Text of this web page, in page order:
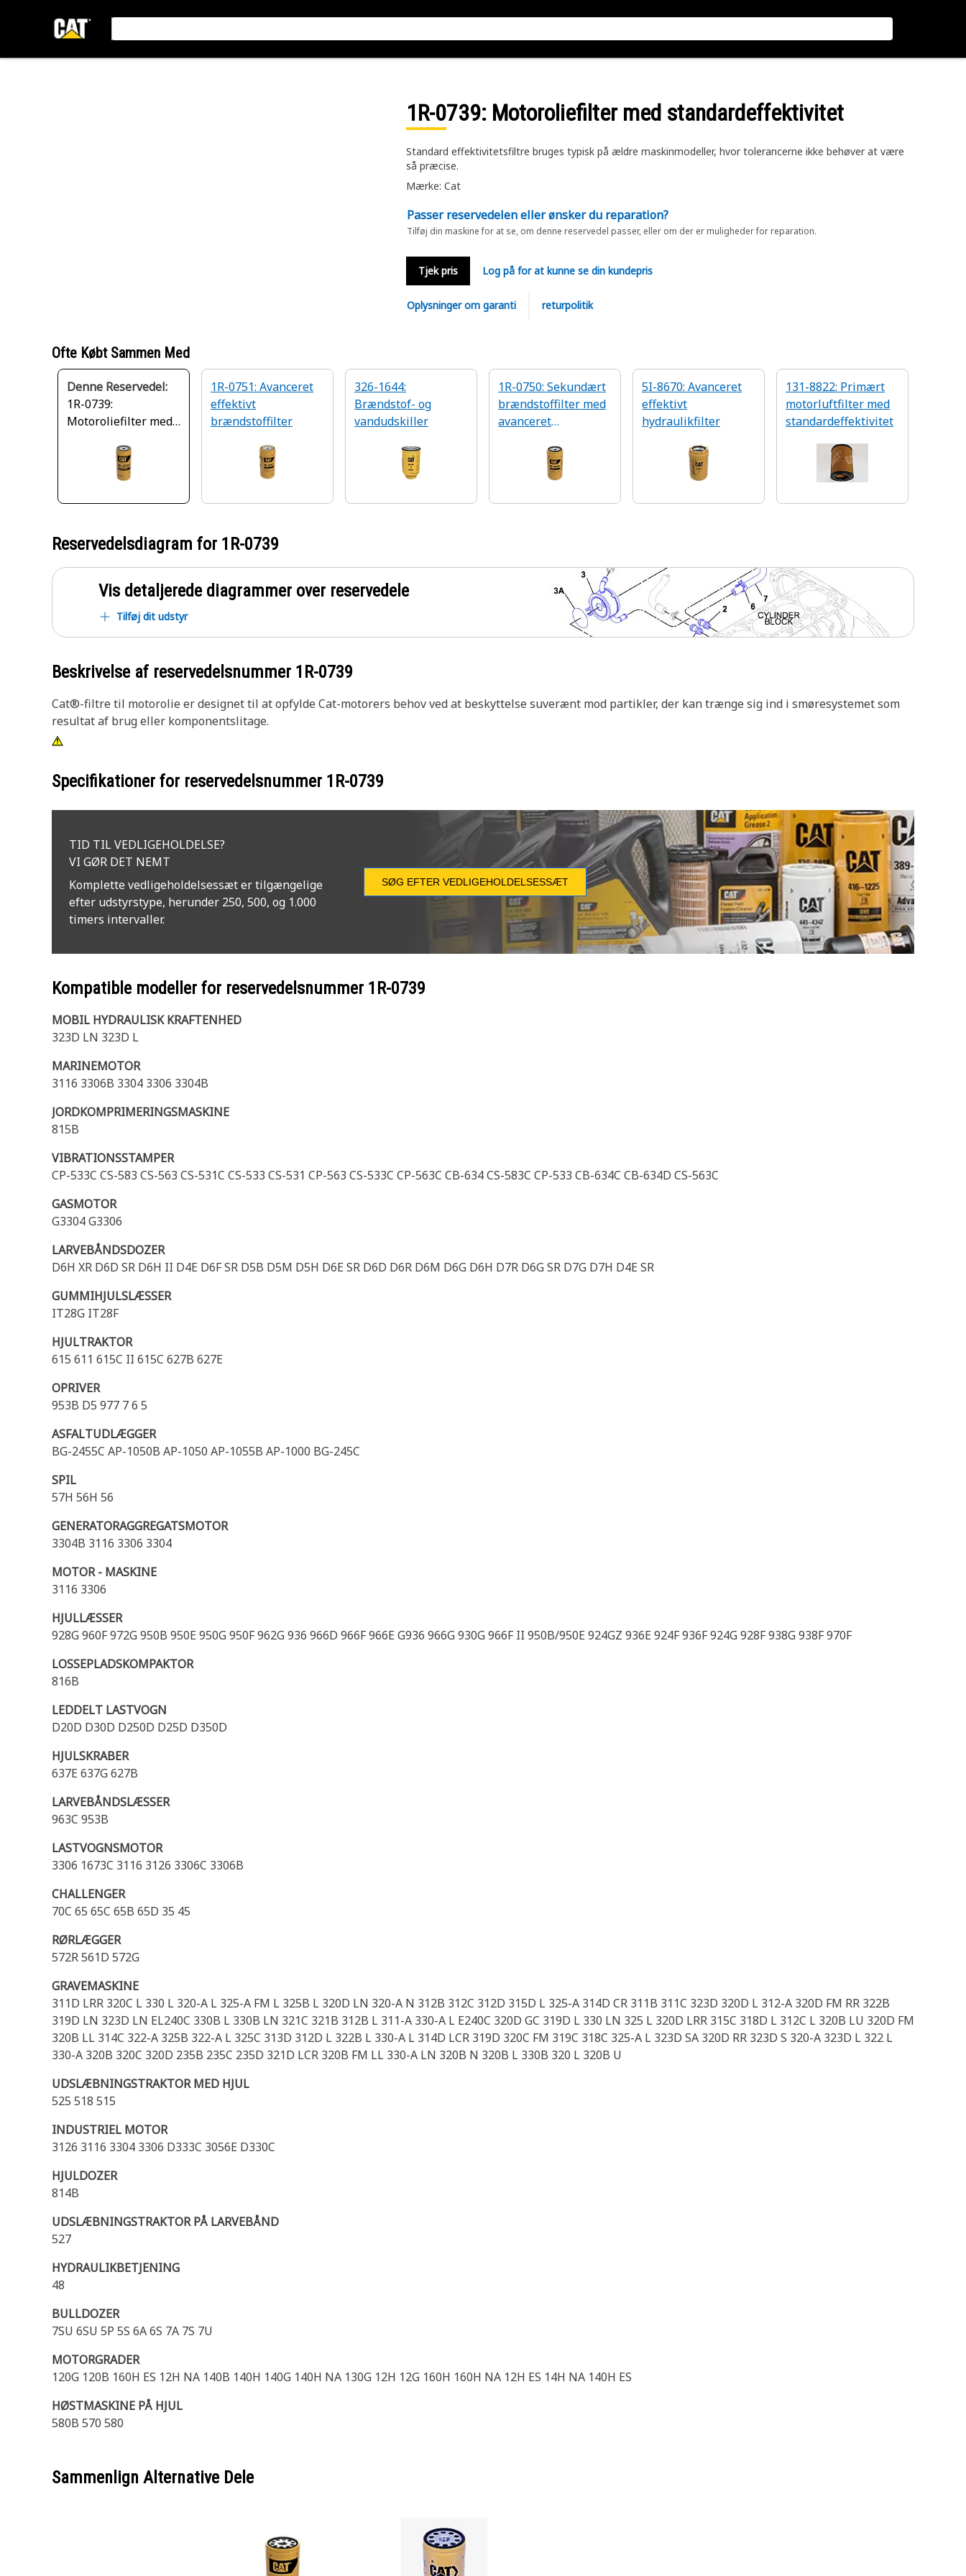
1R-0739: Motoroliefilter med standardeffektivitet
Standard effektivitetsfiltre bruges typisk på ældre maskinmodeller, hvor tolerancerne ikke behøver at være
så præcise.
Mærke: Cat
Passer reservedelen eller ønsker du reparation?
Tilføj din maskine for at se, om denne reservedel passer, eller om der er muligheder for reparation.
Tjek pris Log på for at kunne se din kundepris
Oplysninger om garanti returpolitik
Ofte Købt Sammen Med
Denne Reservedel:
1R-0739:
Motoroliefilter med
1R-0751: Avanceret
effektivt
brændstoffilter
326-1644:
Brændstof- og
vandudskiller
1R-0750: Sekundært
brændstoffilter med
avanceret
5I-8670: Avanceret
effektivt
hydraulikfilter
131-8822: Primært
motorluftfilter med
standardeffektivitet
Reservedelsdiagram for 1R-0739
Vis detaljerede diagrammer over reservedele
Tilføj dit udstyr
Beskrivelse af reservedelsnummer 1R-0739
Cat®-filtre til motorolie er designet til at opfylde Cat-motorers behov ved at beskyttelse suverænt mod partikler, der kan trænge sig ind i smøresystemet som
resultat af brug eller komponentslitage.
Specifikationer for reservedelsnummer 1R-0739
TID TIL VEDLIGEHOLDELSE?
VI GØR DET NEMT
Komplette vedligeholdelsessæt er tilgængelige
efter udstyrstype, herunder 250, 500, og 1.000
timers intervaller.
SØG EFTER VEDLIGEHOLDELSESSÆT
Kompatible modeller for reservedelsnummer 1R-0739
MOBIL HYDRAULISK KRAFTENHED
323D LN 323D L
MARINEMOTOR
3116 3306B 3304 3306 3304B
JORDKOMPRIMERINGSMASKINE
815B
VIBRATIONSSTAMPER
CP-533C CS-583 CS-563 CS-531C CS-533 CS-531 CP-563 CS-533C CP-563C CB-634 CS-583C CP-533 CB-634C CB-634D CS-563C
GASMOTOR
G3304 G3306
LARVEBÅNDSDOZER
D6H XR D6D SR D6H II D4E D6F SR D5B D5M D5H D6E SR D6D D6R D6M D6G D6H D7R D6G SR D7G D7H D4E SR
GUMMIHJULSLÆSSER
IT28G IT28F
HJULTRAKTOR
615 611 615C II 615C 627B 627E
OPRIVER
953B D5 977 7 6 5
ASFALTUDLÆGGER
BG-2455C AP-1050B AP-1050 AP-1055B AP-1000 BG-245C
SPIL
57H 56H 56
GENERATORAGGREGATSMOTOR
3304B 3116 3306 3304
MOTOR - MASKINE
3116 3306
HJULLÆSSER
928G 960F 972G 950B 950E 950G 950F 962G 936 966D 966F 966E G936 966G 930G 966F II 950B/950E 924GZ 936E 924F 936F 924G 928F 938G 938F 970F
LOSSEPLADSKOMPAKTOR
816B
LEDDELT LASTVOGN
D20D D30D D250D D25D D350D
HJULSKRABER
637E 637G 627B
LARVEBÅNDSLÆSSER
963C 953B
LASTVOGNSMOTOR
3306 1673C 3116 3126 3306C 3306B
CHALLENGER
70C 65 65C 65B 65D 35 45
RØRLÆGGER
572R 561D 572G
GRAVEMASKINE
311D LRR 320C L 330 L 320-A L 325-A FM L 325B L 320D LN 320-A N 312B 312C 312D 315D L 325-A 314D CR 311B 311C 323D 320D L 312-A 320D FM RR 322B
319D LN 323D LN EL240C 330B L 330B LN 321C 321B 312B L 311-A 330-A L E240C 320D GC 319D L 330 LN 325 L 320D LRR 315C 318D L 312C L 320B LU 320D FM
320B LL 314C 322-A 325B 322-A L 325C 313D 312D L 322B L 330-A L 314D LCR 319D 320C FM 319C 318C 325-A L 323D SA 320D RR 323D S 320-A 323D L 322 L
330-A 320B 320C 320D 235B 235C 235D 321D LCR 320B FM LL 330-A LN 320B N 320B L 330B 320 L 320B U
UDSLÆBNINGSTRAKTOR MED HJUL
525 518 515
INDUSTRIEL MOTOR
3126 3116 3304 3306 D333C 3056E D330C
HJULDOZER
814B
UDSLÆBNINGSTRAKTOR PÅ LARVEBÅND
527
HYDRAULIKBETJENING
48
BULLDOZER
7SU 6SU 5P 5S 6A 6S 7A 7S 7U
MOTORGRADER
120G 120B 160H ES 12H NA 140B 140H 140G 140H NA 130G 12H 12G 160H 160H NA 12H ES 14H NA 140H ES
HØSTMASKINE PÅ HJUL
580B 570 580
Sammenlign Alternative Dele